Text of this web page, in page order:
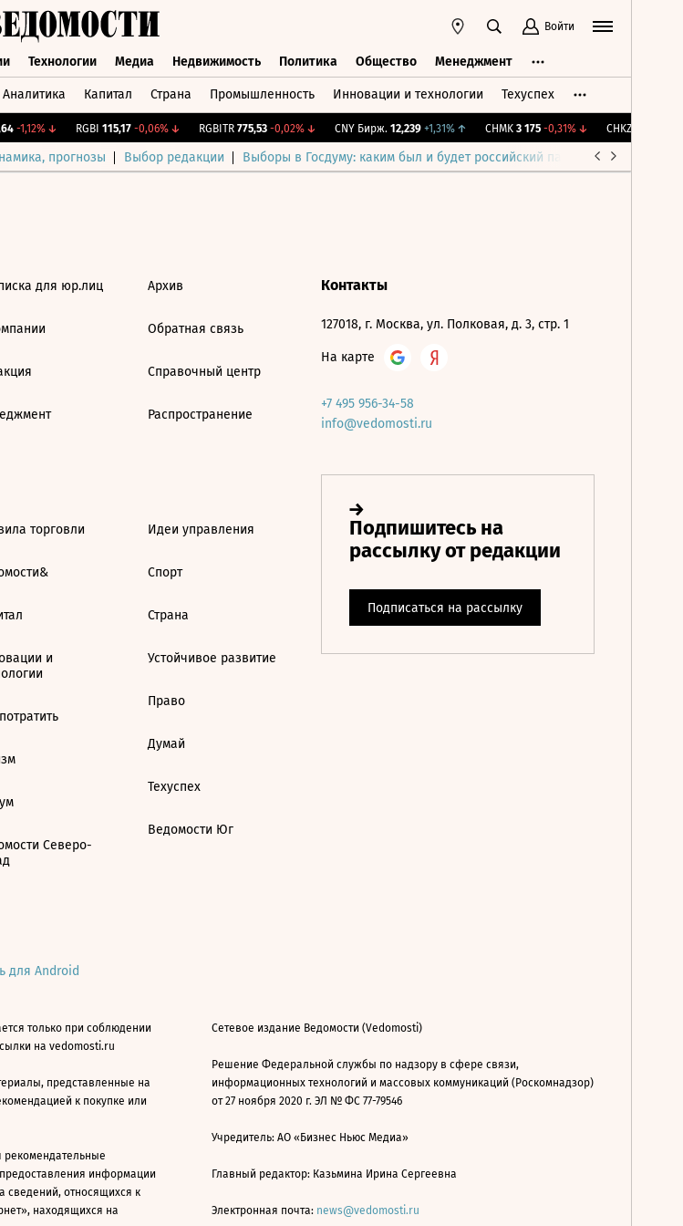
Войти
Технологии Медиа Недвижимость Политика Общество Менеджмент
Аналитика Капитал Страна Промышленность Инновации и технологии Техуспех
-1,12%↓ RGBI 115,17 -0,06%↓ RGBITR 775,53 -0,02%↓ CNY Бирж. 12,239 +1,31%↑ CHMK 3 175 -0,31%↓ CHKZ 16 100
прогнозы Выбор редакции Выборы в Госдуму: каким был и будет российский парламент
для юр.лиц Архив
Обратная связь
Справочный центр
Распространение
торговли
и
Северо-
Идеи управления
Спорт
Страна
Устойчивое развитие
Право
Думай
Техуспех
Ведомости Юг
Контакты
127018, г. Москва, ул. Полковая, д. 3, стр. 1
На карте
+7 495 956-34-58
info@vedomosti.ru
для Android
только при соблюдении
на vedomosti.ru
представленные на
к покупке или
информации
сведений, относящихся к
находящихся на
Сетевое издание Ведомости (Vedomosti)
Решение Федеральной службы по надзору в сфере связи,
информационных технологий и массовых коммуникаций (Роскомнадзор)
от 27 ноября 2020 г. ЭЛ № ФС 77-79546
Учредитель: АО «Бизнес Ньюс Медиа»
Главный редактор: Казьмина Ирина Сергеевна
Электронная почта: news@vedomosti.ru